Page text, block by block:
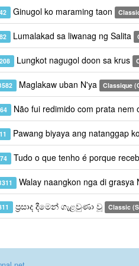
Ginugol ko maraming taon
Lumalakad sa liwanag ng Salita
Lungkot nagugol doon sa krus
Maglakaw uban N'ya Classique
Não fui redimido com prata nem
Pawang biyaya ang natanggap ko
Tudo o que tenho é porque
Walay naangkon nga di grasya
ප්‍රසාද දීමෙන් ගැළවුණා වූ Classic